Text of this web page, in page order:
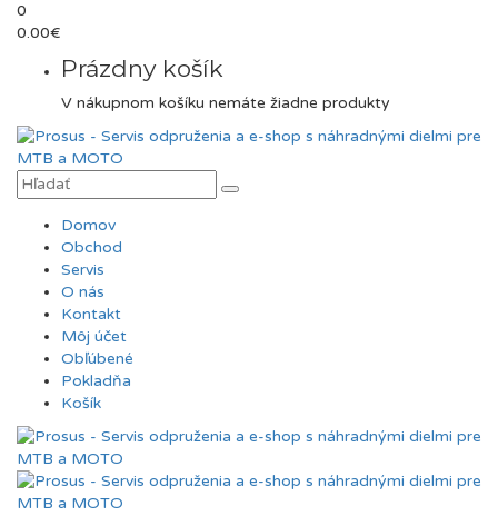
0
0.00€
Prázdny košík
V nákupnom košíku nemáte žiadne produkty
Domov
Obchod
Servis
O nás
Kontakt
Môj účet
Obľúbené
Pokladňa
Košík